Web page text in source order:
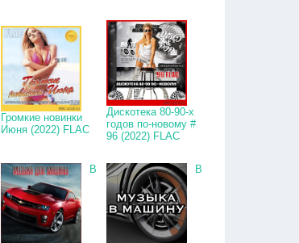
Громкие новинки
Июня (2022) FLAC
Дискотека 80-90-х
годов по-новому #
96 (2022) FLAC
В В